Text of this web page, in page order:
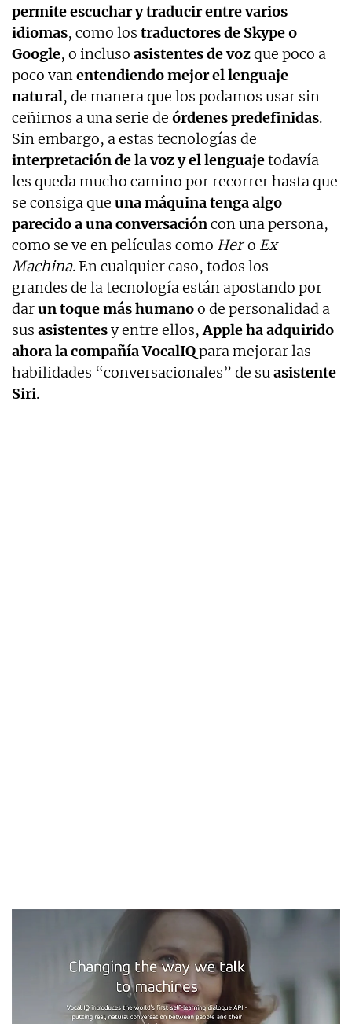
permite escuchar y traducir entre varios
idiomas, como los traductores de Skype o
Google, o incluso asistentes de vozque poco a
poco vanentendiendo mejor el lenguaje
natural, de manera que los podamos usar sin
ceñirnos a una serie de órdenes predefinidas.
Sin embargo, a estas tecnologías de
interpretación de la voz y el lenguajetodavía
les queda mucho camino por recorrer hasta que
se consiga que una máquina tenga algo
parecido a una conversacióncon una persona,
como se ve en películas como Hero Ex
Machina. En cualquier caso, todos los
grandes de la tecnología están apostando por
darun toque más humanoo de personalidad a
sus asistentesy entre ellos,Apple ha adquirido
ahora la compañía VocalIQpara mejorar las
habilidades “conversacionales” de suasistente
Siri.